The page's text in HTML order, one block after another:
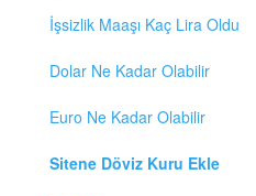
İşsizlik Maaşı Kaç Lira Oldu
Dolar Ne Kadar Olabilir
Euro Ne Kadar Olabilir
Sitene Döviz Kuru Ekle